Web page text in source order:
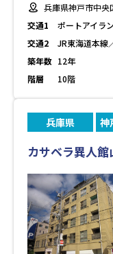
兵庫県神戸市中央
交通1
ポートアイラ
交通2
JR東海道本線
築年数 12年
階層
10階
兵庫県 神
カサベラ異人館